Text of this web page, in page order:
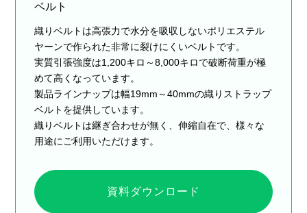
ベルト
織りベルトは高張力で水分を吸収しないポリエステル
ヤーンで作られた非常に裂けにくいベルトです。
実質引張強度は1,200キロ～8,000キロで破断荷重が極
めて高くなっています。
製品ラインナップは幅19mm～40mmの織りストラップ
ベルトを提供しています。
織りベルトは継ぎ合わせが無く、伸縮自在で、様々な
用途にご利用いただけます。
資料ダウンロード